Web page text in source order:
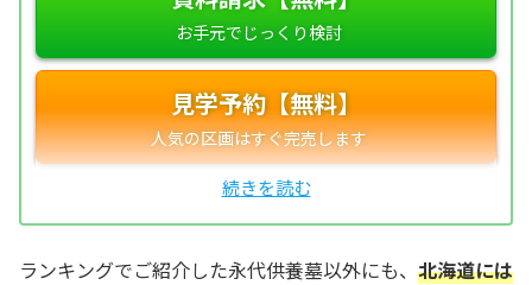
見学予約【無料】
ランキングでご紹介した永代供養墓以外にも、 北海道には